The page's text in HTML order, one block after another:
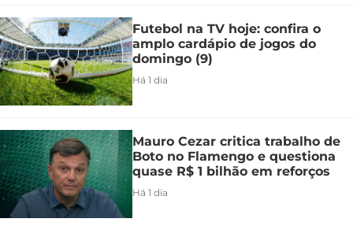
Futebol na TV hoje: confira o
amplo cardápio de jogos do
domingo (9)
Há 1 dia
Mauro Cezar critica trabalho de
Boto no Flamengo e questiona
quase R$ 1 bilhão em reforços
Há 1 dia